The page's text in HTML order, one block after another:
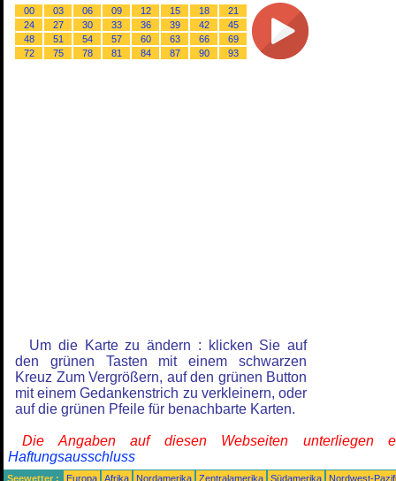
00 03 06 09 12 15 18
21
24
27 30 33 36 39 42
45
48
51 54 57 60 63 66
69
72
75 78 81 84 87 90 93
Um die Karte zu ändern : klicken Sie auf
den grünen Tasten mit einem schwarzen
Kreuz Zum Vergrößern, auf den grünen Button
mit einem Gedankenstrich zu verkleinern, oder
auf die grünen Pfeile für benachbarte Karten.
Die Angaben auf diesen Webseiten unterliegen
Haftungsausschluss
Seewetter : Europa Afrika Nordamerika Zentralamerika Südamerika
Nordwest-